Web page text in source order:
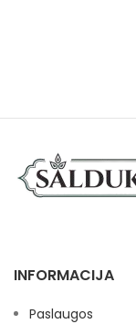
INFORMACIJA
Paslaugos